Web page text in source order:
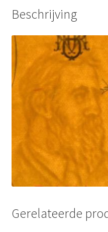
Beschrijving
Gerelateerde